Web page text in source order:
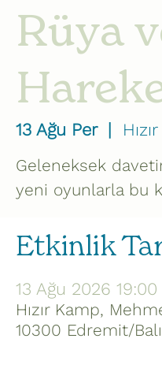
Rüya
13 Ağu Per
  |
Geleneksek
yeni oyunlarla bu
Etkinlik
13 Ağu 2026
Hızır Kamp,
10300 Edremit/